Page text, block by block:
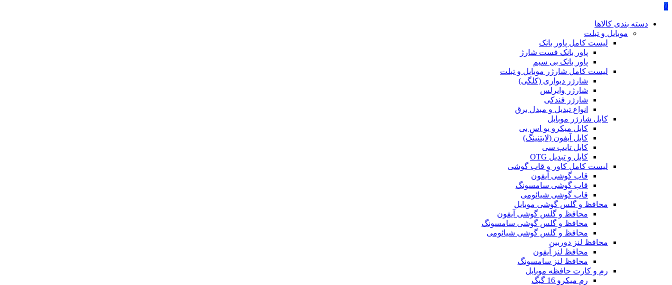
0
دسته بندی کالاها
موبایل و تبلت
لیست کامل پاور بانک
پاور بانک فست شارژ
پاور بانک بی سیم
لیست کامل شارژر موبایل و تبلت
شارژر دیواری (کلگی)
شارژر وایرلس
شارژر فندکی
انواع تبدیل و مبدل برق
کابل شارژر موبایل
کابل میکرو یو اس بی
کابل آیفون (لایتنینگ)
کابل تایپ سی
کابل و تبدیل OTG
لیست کامل کاور و قاب گوشی
قاب گوشی آیفون
قاب گوشی سامسونگ
قاب گوشی شیائومی
محافظ و گلس گوشی موبایل
محافظ و گلس گوشی آیفون
محافظ و گلس گوشی سامسونگ
محافظ و گلس گوشی شیائومی
محافظ لنز دوربین
محافظ لنز آیفون
محافظ لنز سامسونگ
رم و کارت حافظه موبایل
رم میکرو 16 گیگ